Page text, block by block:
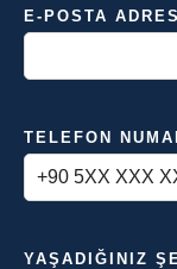
E-POSTA
TELEFON
YAŞADIĞINIZ